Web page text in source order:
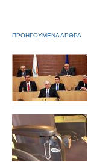
ΠΡΟΗΓΟΥΜΕΝΑ ΑΡΘΡΑ